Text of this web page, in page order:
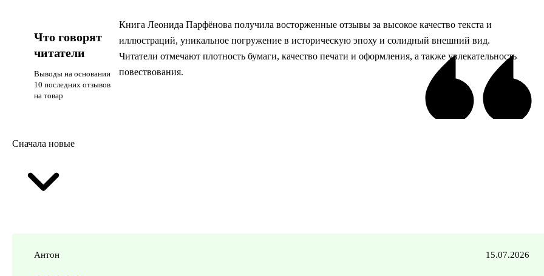
Что говорят
читатели
Выводы на основании
10 последних отзывов
на товар
Книга Леонида Парфёнова получила восторженные отзывы за высокое качество текста и
иллюстраций, уникальное погружение в историческую эпоху и солидный внешний вид.
Читатели отмечают плотность бумаги, качество печати и оформления, а также увлекательность
повествования.
Сначала новые
Антон 15.07.2026